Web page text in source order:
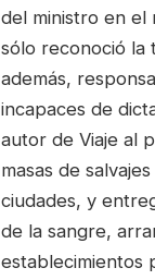
del ministro en el
sólo reconoció la
además,
incapaces de
autor de Viaje al
masas de
ciudades, y
de la sangre,
establecimientos